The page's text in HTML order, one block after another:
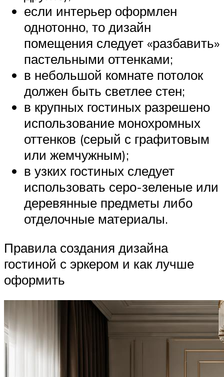
если интерьер оформлен
однотонно, то дизайн
помещения следует «разбавить»
пастельными оттенками;
в небольшой комнате потолок
должен быть светлее стен;
в крупных гостиных разрешено
использование монохромных
оттенков (серый с графитовым
или жемчужным);
в узких гостиных следует
использовать серо-зеленые или
деревянные предметы либо
отделочные материалы.
Правила создания дизайна
гостиной с эркером и как лучше
оформить